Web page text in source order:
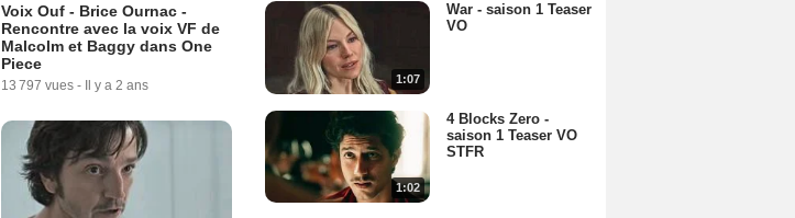
Voix Ouf - Brice Ournac -
Rencontre avec la voix VF de
Malcolm et Baggy dans One
Piece
13 797 vues - Il y a 2 ans 1:07
War - saison 1 Teaser
VO
1:02
4 Blocks Zero -
saison 1 Teaser VO
STFR